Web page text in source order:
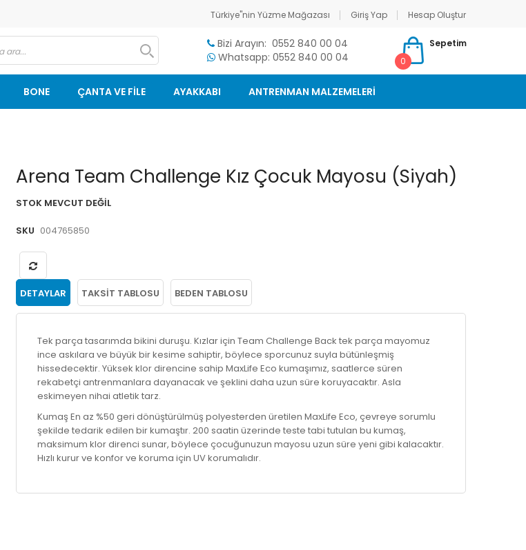
Türkiye"nin Yüzme Mağazası Giriş Yap
Hesap Oluştur
Bizi Arayın: 0552 840 00 04
Whatsapp: 0552 840 00 04
Sepetim
0
BONE ÇANTA VE FİLE AYAKKABI ANTRENMAN MALZEMELERİ
Arena Team Challenge Kız Çocuk Mayosu (Siyah)
STOK MEVCUT DEĞIL
SKU 004765850
DETAYLAR TAKSIT TABLOSU BEDEN TABLOSU
Tek parça tasarımda bikini duruşu. Kızlar için Team Challenge Back tek parça mayomuz
ince askılara ve büyük bir kesime sahiptir, böylece sporcunuz suyla bütünleşmiş
hissedecektir. Yüksek klor direncine sahip MaxLife Eco kumaşımız, saatlerce süren
rekabetçi antrenmanlara dayanacak ve şeklini daha uzun süre koruyacaktır. Asla
eskimeyen nihai atletik tarz.
Kumaş En az %50 geri dönüştürülmüş polyesterden üretilen MaxLife Eco, çevreye sorumlu
şekilde tedarik edilen bir kumaştır. 200 saatin üzerinde teste tabi tutulan bu kumaş,
maksimum klor direnci sunar, böylece çocuğunuzun mayosu uzun süre yeni gibi kalacaktır.
Hızlı kurur ve konfor ve koruma için UV korumalıdır.
Resim
galerisinin
başlangıcına